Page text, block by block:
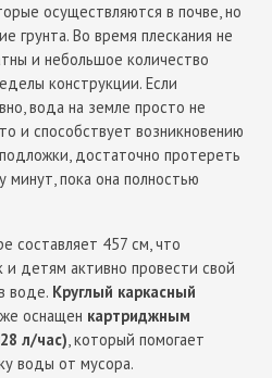
осуществляются в почве, но
грунта. Во время плескания не
и небольшое количество
конструкции. Если
вода на земле просто не
и способствует возникновению
достаточно протереть
пока она полностью
составляет 457 см, что
и детям активно провести свой
воде. Круглый каркасный
оснащен картриджным
л/час), который помогает
воды от мусора.